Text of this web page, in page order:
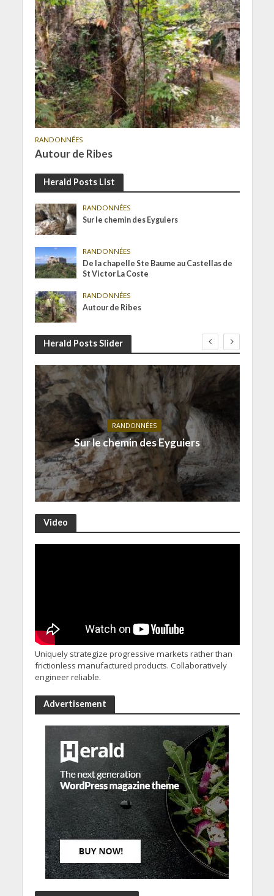
RANDONNÉES
Autour de Ribes
Herald Posts List
RANDONNÉES
Sur le chemin des Eyguiers
RANDONNÉES
De la chapelle Ste Baume au Castellas de
St Victor La Coste
RANDONNÉES
Autour de Ribes
Herald Posts Slider
RANDONNÉES
Sur le chemin des Eyguiers
Video
Uniquely strategize progressive markets rather than
frictionless manufactured products. Collaboratively
engineer reliable.
Advertisement